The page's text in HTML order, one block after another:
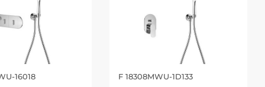
16018 F 18308MWU-1D133